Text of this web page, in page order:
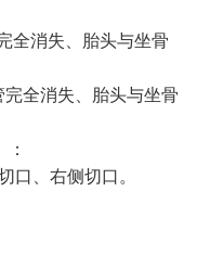
全消失、胎头与坐骨
全消失、胎头与坐骨
口、右侧切口。